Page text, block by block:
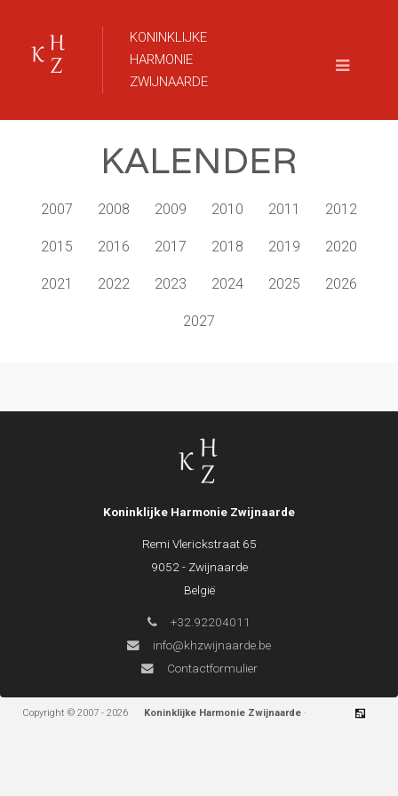
KONINKLIJKE
HARMONIE
ZWIJNAARDE
KALENDER
2007 2008 2009 2010 2011 2012
2015 2016 2017 2018 2019 2020
2021 2022 2023 2024 2025 2026
2027
Koninklijke Harmonie Zwijnaarde
Remi Vlerickstraat 65
9052 - Zwijnaarde
België
+32.92204011
info@khzwijnaarde.be
Contactformulier
Copyright © 2007 - 2026 Koninklijke Harmonie Zwijnaarde ·